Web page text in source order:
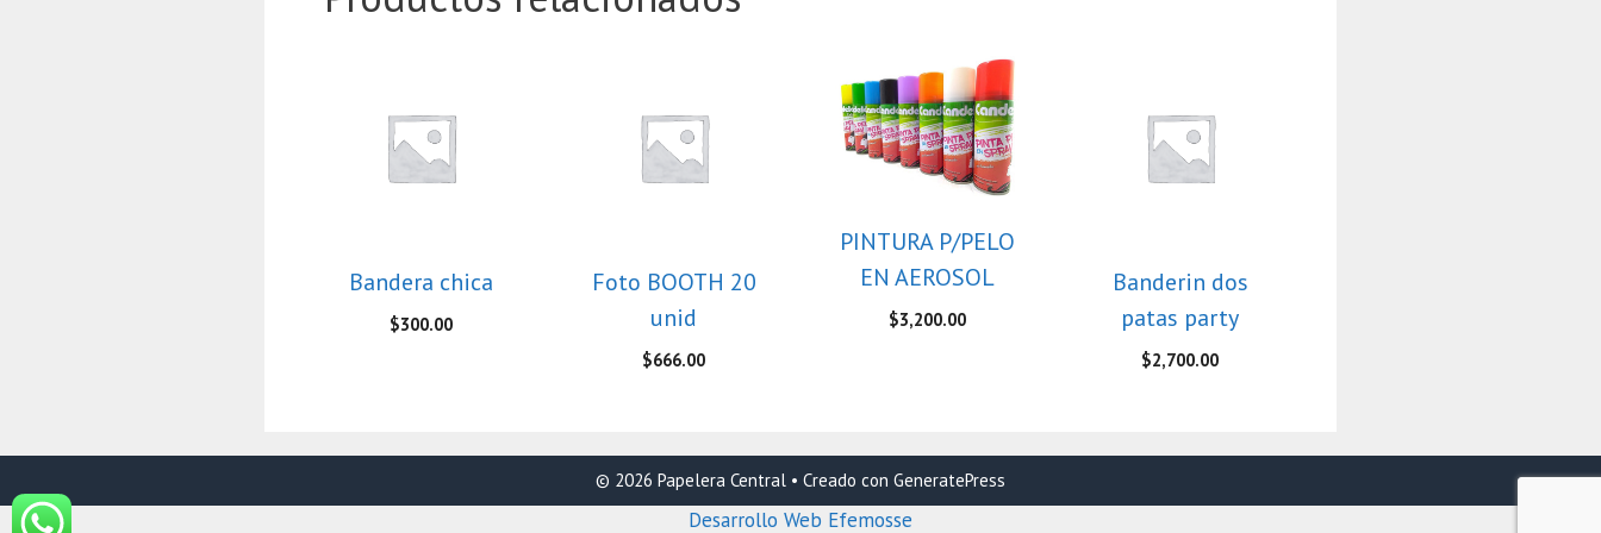
Bandera chica
$300.00
Foto BOOTH 20
unid
$666.00
PINTURA P/PELO
EN AEROSOL
$3,200.00
Banderin dos
patas party
$2,700.00
© 2026 Papelera Central • Creado con GeneratePress
Desarrollo Web Efemosse